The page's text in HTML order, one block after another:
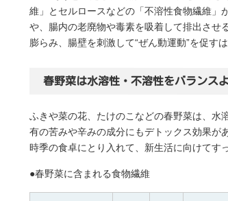
維」とセルロースなどの「不溶性食物繊維」
や、腸内の老廃物や毒素を吸着して排出させ
膨らみ、腸壁を刺激して“ぜん動運動”を促す
春野菜は水溶性・不溶性をバランス
ふきや菜の花、たけのこなどの春野菜は、水
有の苦みや辛みの成分にもデトックス効果が
時季の食卓にとり入れて、新生活に向けてす
●春野菜に含まれる食物繊維